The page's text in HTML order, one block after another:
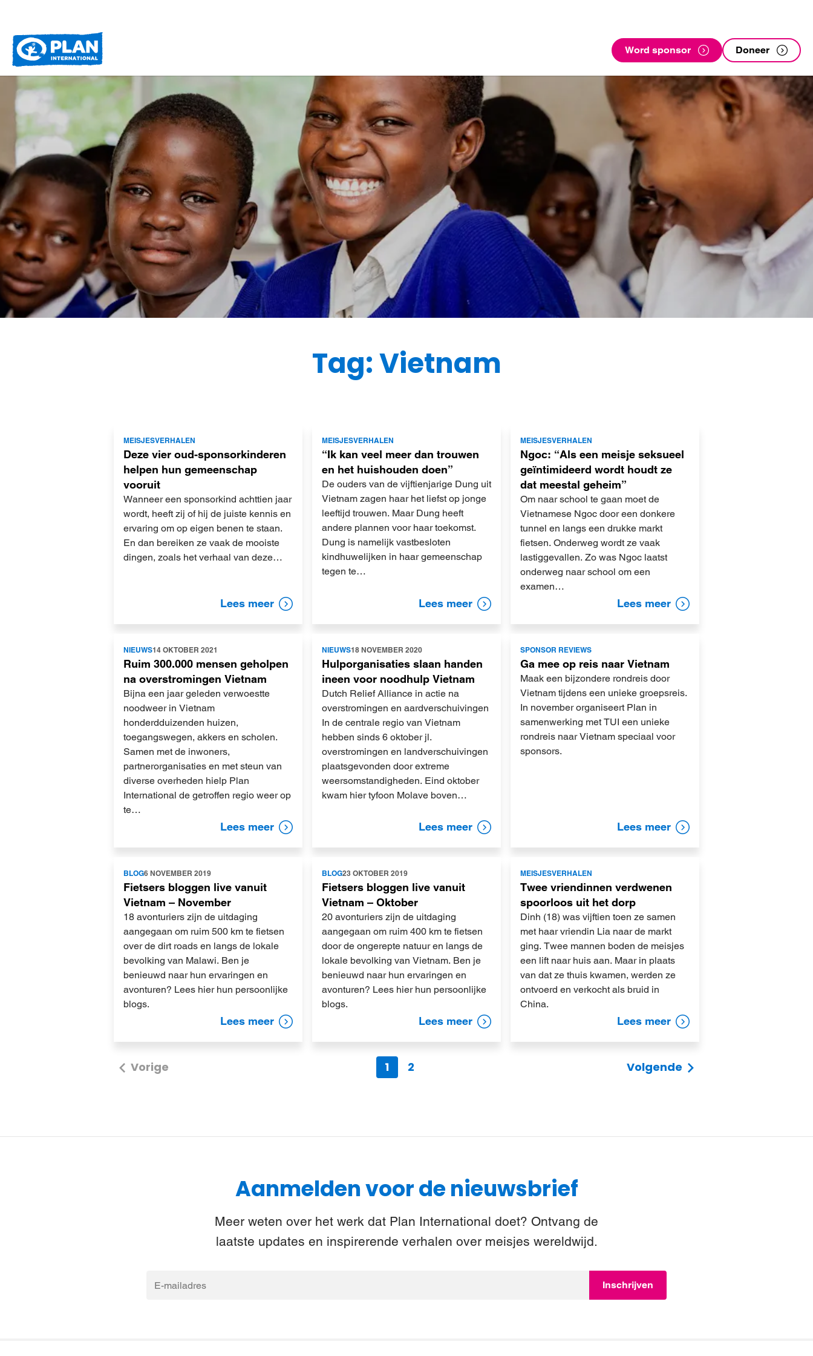
Word sponsor Doneer
Tag: Vietnam
MEISJESVERHALEN
Deze vier oud-sponsorkinderen
helpen hun gemeenschap
vooruit
Wanneer een sponsorkind achttien jaar
wordt, heeft zij of hij de juiste kennis en
ervaring om op eigen benen te staan.
En dan bereiken ze vaak de mooiste
dingen, zoals het verhaal van deze…
Lees meer
meer
MEISJESVERHALEN
“Ik kan veel meer dan trouwen
en het huishouden doen”
De ouders van de vijftienjarige Dung uit
Vietnam zagen haar het liefst op jonge
leeftijd trouwen. Maar Dung heeft
andere plannen voor haar toekomst.
Dung is namelijk vastbesloten
kindhuwelijken in haar gemeenschap
tegen te…
Lees meer
meer
MEISJESVERHALEN
Ngoc: “Als een meisje seksueel
geïntimideerd wordt houdt ze
dat meestal geheim”
Om naar school te gaan moet de
Vietnamese Ngoc door een donkere
tunnel en langs een drukke markt
fietsen. Onderweg wordt ze vaak
lastiggevallen. Zo was Ngoc laatst
onderweg naar school om een
examen…
Lees meer
meer
NIEUWS14 OKTOBER 2021
Ruim 300.000 mensen geholpen
na overstromingen Vietnam
Bijna een jaar geleden verwoestte
noodweer in Vietnam
honderdduizenden huizen,
toegangswegen, akkers en scholen.
Samen met de inwoners,
partnerorganisaties en met steun van
diverse overheden hielp Plan
International de getroffen regio weer op
te…
Lees meer
meer
NIEUWS18 NOVEMBER 2020
Hulporganisaties slaan handen
ineen voor noodhulp Vietnam
Dutch Relief Alliance in actie na
overstromingen en aardverschuivingen
In de centrale regio van Vietnam
hebben sinds 6 oktober jl.
overstromingen en landverschuivingen
plaatsgevonden door extreme
weersomstandigheden. Eind oktober
kwam hier tyfoon Molave boven…
Lees meer
meer
SPONSOR REVIEWS
Ga mee op reis naar Vietnam
Maak een bijzondere rondreis door
Vietnam tijdens een unieke groepsreis.
In november organiseert Plan in
samenwerking met TUI een unieke
rondreis naar Vietnam speciaal voor
sponsors.
Lees meer
meer
BLOG6 NOVEMBER 2019
Fietsers bloggen live vanuit
Vietnam – November
18 avonturiers zijn de uitdaging
aangegaan om ruim 500 km te fietsen
over de dirt roads en langs de lokale
bevolking van Malawi. Ben je
benieuwd naar hun ervaringen en
avonturen? Lees hier hun persoonlijke
blogs.
Lees meer
meer
BLOG23 OKTOBER 2019
Fietsers bloggen live vanuit
Vietnam – Oktober
20 avonturiers zijn de uitdaging
aangegaan om ruim 400 km te fietsen
door de ongerepte natuur en langs de
lokale bevolking van Vietnam. Ben je
benieuwd naar hun ervaringen en
avonturen? Lees hier hun persoonlijke
blogs.
Lees meer
meer
MEISJESVERHALEN
Twee vriendinnen verdwenen
spoorloos uit het dorp
Dinh (18) was vijftien toen ze samen
met haar vriendin Lia naar de markt
ging. Twee mannen boden de meisjes
een lift naar huis aan. Maar in plaats
van dat ze thuis kwamen, werden ze
ontvoerd en verkocht als bruid in
China.
Lees meer
meer
Vorige 1 2 Volgende
Aanmelden voor de nieuwsbrief
Meer weten over het werk dat Plan International doet? Ontvang de
laatste updates en inspirerende verhalen over meisjes wereldwijd.
E-
Inschrijven